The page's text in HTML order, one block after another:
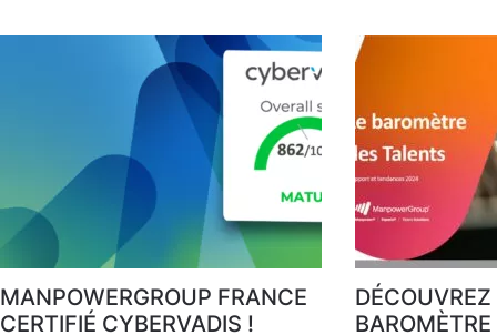
MANPOWERGROUP FRANCE
CERTIFIÉ CYBERVADIS !
DÉCOUVREZ